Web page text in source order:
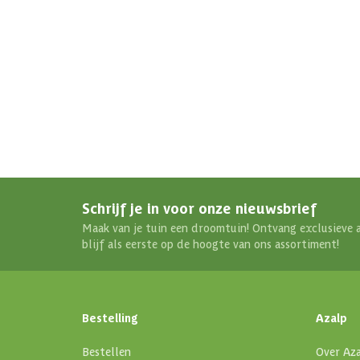
Afmetingen (bxl)
Soort isolatie
Schrijf je in voor onze nieuwsbrief
Maak van je tuin een droomtuin! Ontvang exclusieve
blijf als eerste op de hoogte van ons assortiment!
Bestelling
Bestellen
Azalp
Over